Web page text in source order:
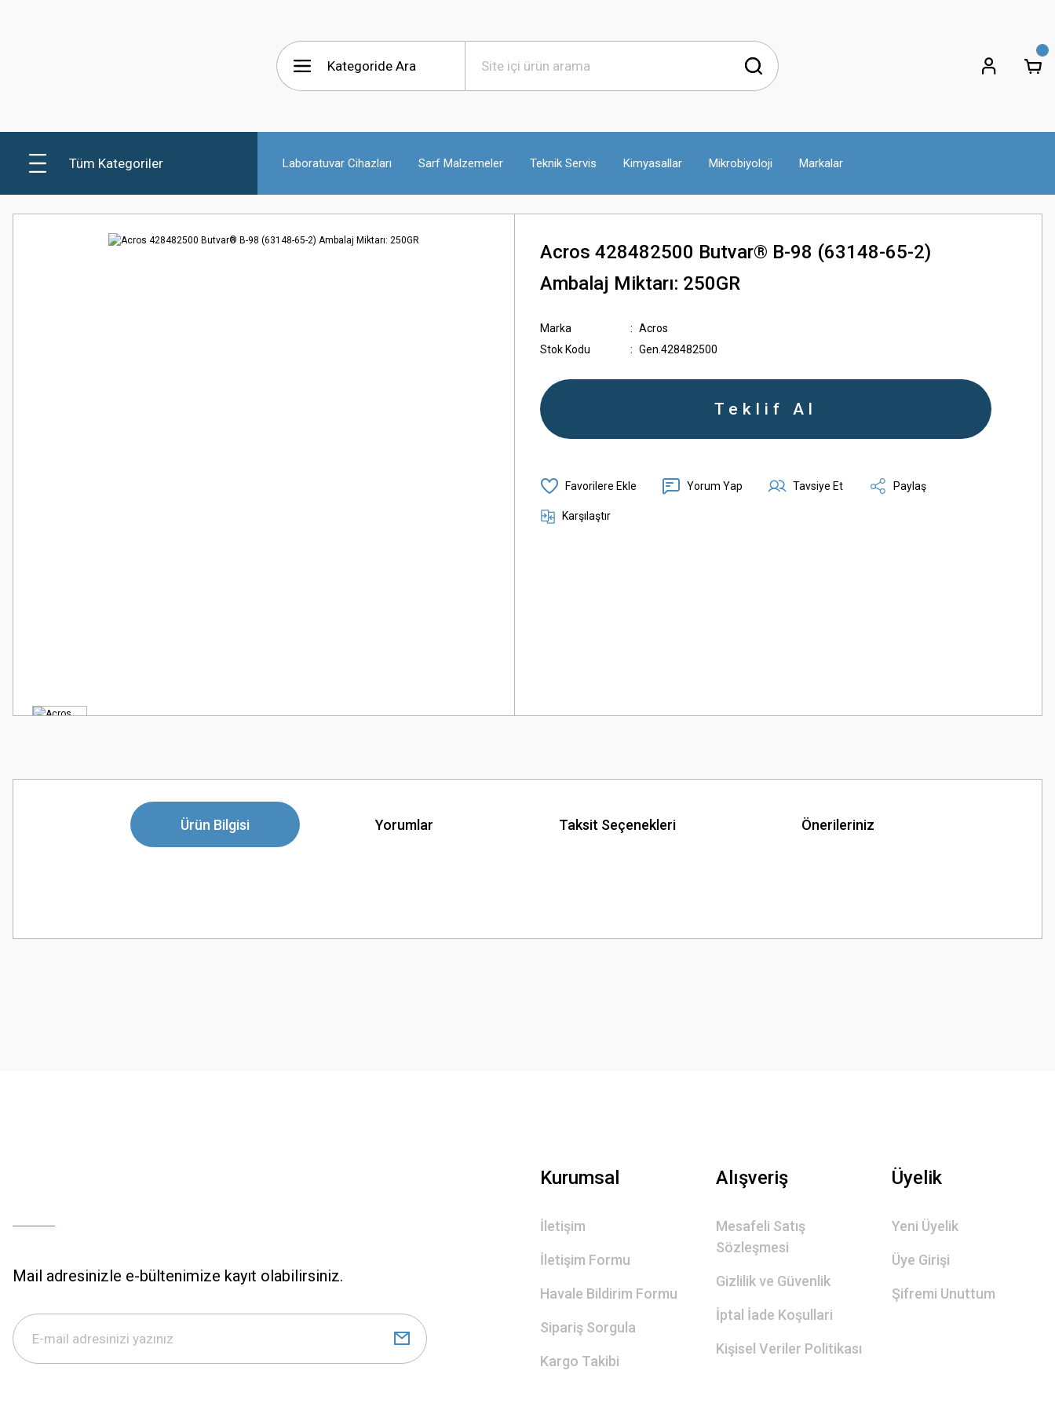
Tüm Kategoriler Laboratuvar Cihazları Sarf Malzemeler Teknik Servis Kimyasallar Mikrobiyoloji Markalar
Acros 428482500 Butvar® B-98 (63148-65-2)
Ambalaj Miktarı: 250GR
Marka
Acros
Stok Kodu
Gen.428482500
Teklif Al
Yorum Yap Tavsiye Et Paylaş
Karşılaştır
Ürün Bilgisi Yorumlar Taksit Seçenekleri Önerileriniz
Görüş ve önerileriniz için teşekkür ederiz.
Mail adresinizle e-bültenimize kayıt olabilirsiniz.
Kurumsal
İletişim
İletişim Formu
Havale Bildirim Formu
Sipariş Sorgula
Kargo Takibi
Alışveriş
Mesafeli Satış
Sözleşmesi
Gizlilik ve Güvenlik
İptal İade Koşullari
Kişisel Veriler Politikası
Üyelik
Yeni Üyelik
Üye Girişi
Şifremi Unuttum